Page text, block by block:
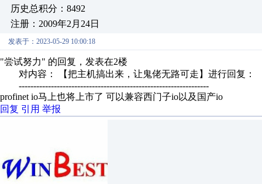
历史总积分：8492
注册：2009年2月24日
发表于：2023-05-29 10:00:18
"尝试努力" 的回复，发表在2楼
对内容： 【把主机搞出来，让鬼佬无路可走】进行回复：
-----------------------------------------------------------------
profinet io马上也将上市了 可以兼容西门子io以及国产io
回复 引用 举报